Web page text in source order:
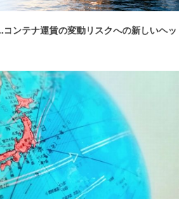
ンテナ運賃の変動リスクへの新しいヘッ